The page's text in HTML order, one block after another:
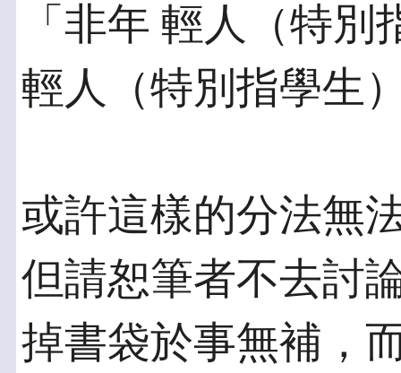
「非年 輕人（特
輕人（特別指學生
或許這樣的分法無
但請恕筆者不去討
掉書袋於事無補，